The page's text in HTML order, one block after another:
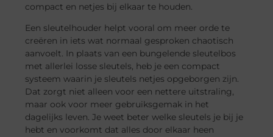
compact en netjes bij elkaar te houden.
Een sleutelhouder helpt vooral om meer orde te
creëren in iets wat normaal gesproken chaotisch
aanvoelt. In plaats van een bungelende sleutelbos
met allerlei losse sleutels, heb je een compact
systeem waarin je sleutels netjes opgeborgen zijn.
Dat zorgt niet alleen voor een nettere uitstraling,
maar ook voor meer gebruiksgemak in het
dagelijks leven. Je weet beter welke sleutels je bij je
hebt en voorkomt dat alles door elkaar heen